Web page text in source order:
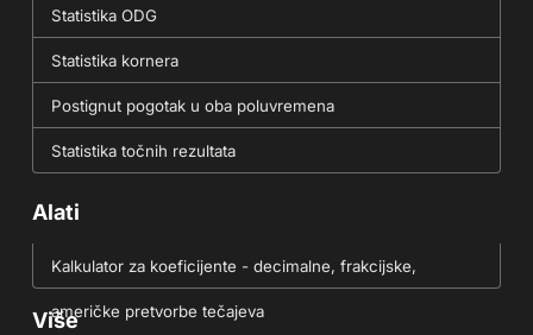
Statistika ODG
Statistika kornera
Postignut pogotak u oba poluvremena
Statistika točnih rezultata
Alati
Kalkulator za koeficijente - decimalne, frakcijske,
američke pretvorbe tečajeva
Više